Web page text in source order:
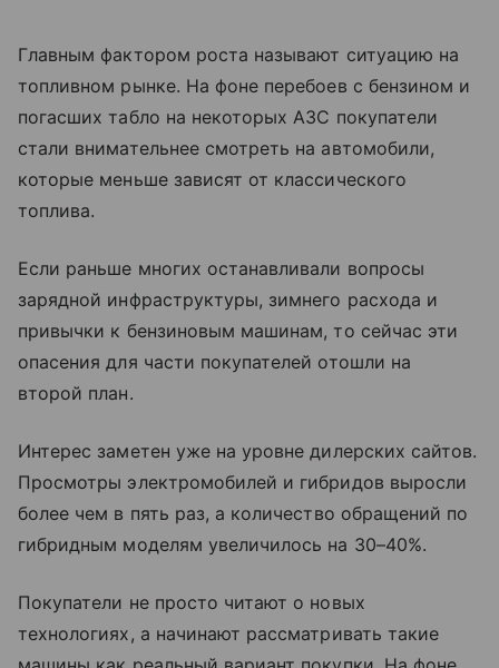
Главным фактором роста называют ситуацию на
топливном рынке. На фоне перебоев с бензином и
погасших табло на некоторых АЗС покупатели
стали внимательнее смотреть на автомобили,
которые меньше зависят от классического
топлива.
Если раньше многих останавливали вопросы
зарядной инфраструктуры, зимнего расхода и
привычки к бензиновым машинам, то сейчас эти
опасения для части покупателей отошли на
второй план.
Интерес заметен уже на уровне дилерских сайтов.
Просмотры электромобилей и гибридов выросли
более чем в пять раз, а количество обращений по
гибридным моделям увеличилось на 30–40%.
Покупатели не просто читают о новых
технологиях, а начинают рассматривать такие